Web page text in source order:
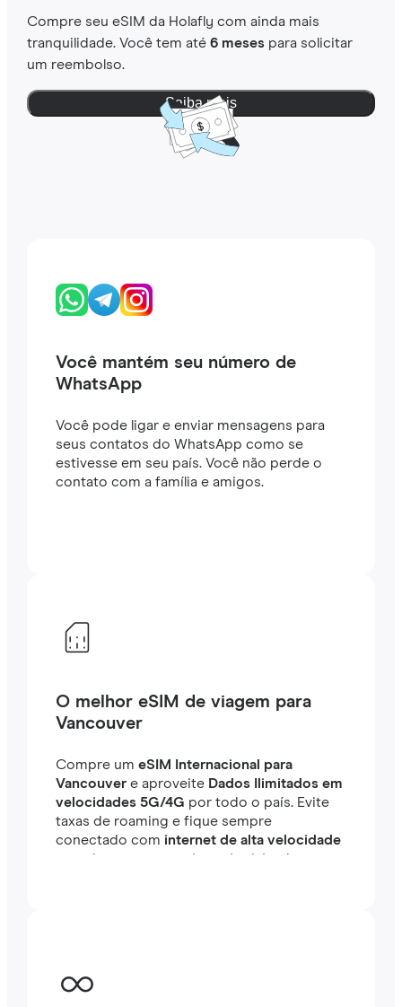
Compre seu eSIM da Holafly com ainda mais
tranquilidade. Você tem até 6 mesespara solicitar
um reembolso.
Saiba mais
Você mantém seu número de
WhatsApp
Você pode ligar e enviar mensagens para
seus contatos do WhatsApp como se
estivesse em seu país. Você não perde o
contato com a família e amigos.
O melhor eSIM de viagem para
Vancouver
Compre um eSIM Internacional para
Vancouvere aproveite Dados Ilimitados em
velocidades 5G/4G por todo o país. Evite
taxas de roaming e fique sempre
conectado com internet de alta velocidade
em minutos no exterior, seja viajando ou